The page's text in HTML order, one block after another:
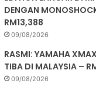
DENGAN
RM13,388
09/08/2026
RASMI: YAMAHA
TIBA DI MALAYSIA –
09/08/2026